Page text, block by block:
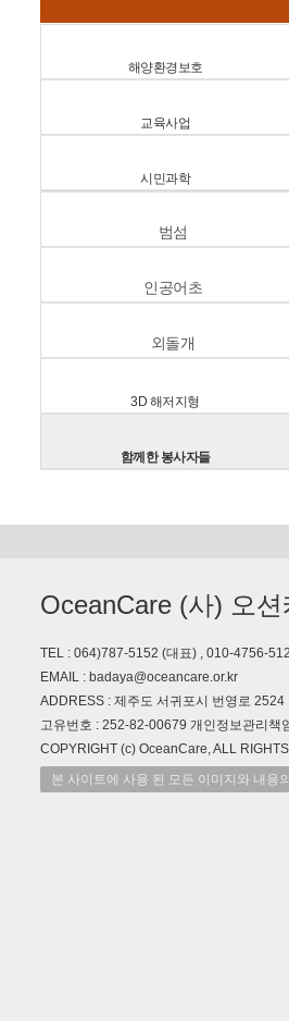
해양환경보호
교육사업
시민과학
범섬
인공어초
외돌개
3D 해저지형
함께한 봉사자들
OceanCare (사) 오션
TEL : 064)787-5152 (대표) , 010-4756-
EMAIL : badaya@oceancare.or.kr
ADDRESS : 제주도 서귀포시 번영로 2524
고유번호 : 252-82-00679 개인정보관리책
COPYRIGHT (c) OceanCare, ALL
본 사이트에 사용 된 모든 이미지와 내용